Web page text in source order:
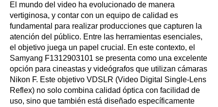
El mundo del video ha evolucionado de manera
vertiginosa, y contar con un equipo de calidad es
fundamental para realizar producciones que capturen la
atención del público. Entre las herramientas esenciales,
el objetivo juega un papel crucial. En este contexto, el
Samyang F1312903101 se presenta como una excelente
opción para cineastas y videógrafos que utilizan cámaras
Nikon F. Este objetivo VDSLR (Video Digital Single-Lens
Reflex) no solo combina calidad óptica con facilidad de
uso, sino que también está diseñado específicamente